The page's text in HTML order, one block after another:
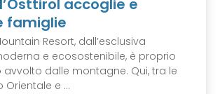
accoglie e
famiglie
Resort, dall’esclusiva
e ecosostenibile, è proprio
dalle montagne. Qui, tra le
Orientale e ...